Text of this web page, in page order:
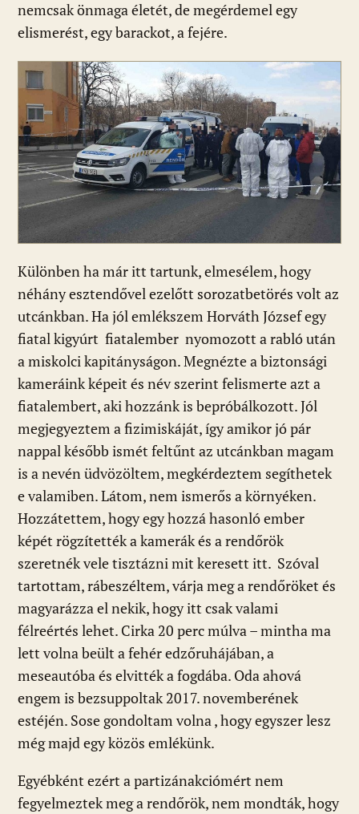
nemcsak önmaga életét, de megérdemel egy
elismerést, egy barackot, a fejére.
Különben ha már itt tartunk, elmesélem, hogy
néhány esztendővel ezelőtt sorozatbetörés volt az
utcánkban. Ha jól emlékszem Horváth József egy
fiatal kigyúrt fiatalember nyomozott a rabló után
a miskolci kapitányságon. Megnézte a biztonsági
kameráink képeit és név szerint felismerte azt a
fiatalembert, aki hozzánk is bepróbálkozott. Jól
megjegyeztem a fizimiskáját, így amikor jó pár
nappal később ismét feltűnt az utcánkban magam
is a nevén üdvözöltem, megkérdeztem segíthetek
e valamiben. Látom, nem ismerős a környéken.
Hozzátettem, hogy egy hozzá hasonló ember
képét rögzítették a kamerák és a rendőrök
szeretnék vele tisztázni mit keresett itt. Szóval
tartottam, rábeszéltem, várja meg a rendőröket és
magyarázza el nekik, hogy itt csak valami
félreértés lehet. Cirka 20 perc múlva – mintha ma
lett volna beült a fehér edzőruhájában, a
meseautóba és elvitték a fogdába. Oda ahová
engem is bezsuppoltak 2017. novemberének
estéjén. Sose gondoltam volna , hogy egyszer lesz
még majd egy közös emlékünk.
Egyébként ezért a partizánakciómért nem
fegyelmeztek meg a rendőrök, nem mondták, hogy